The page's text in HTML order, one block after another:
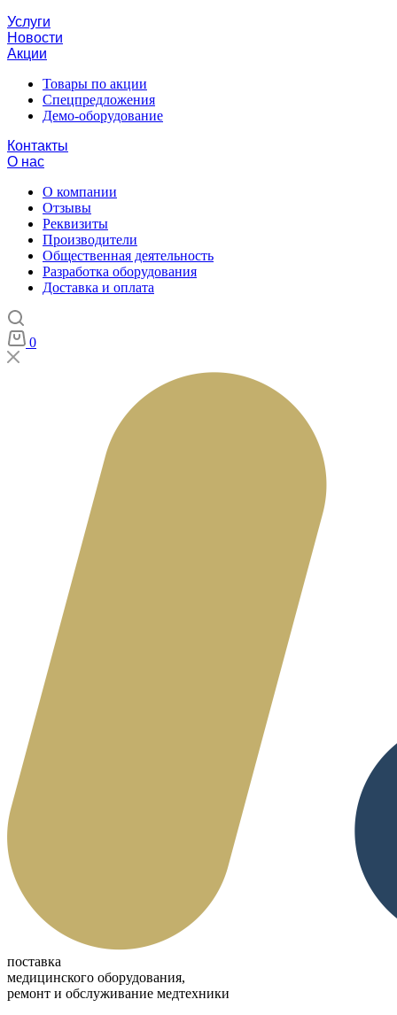
Услуги
Новости
Акции
Товары по акции
Спецпредложения
Демо-оборудование
Контакты
О нас
О компании
Отзывы
Реквизиты
Производители
Общественная деятельность
Разработка оборудования
Доставка и оплата
0
поставка
медицинского оборудования,
ремонт и обслуживание медтехники